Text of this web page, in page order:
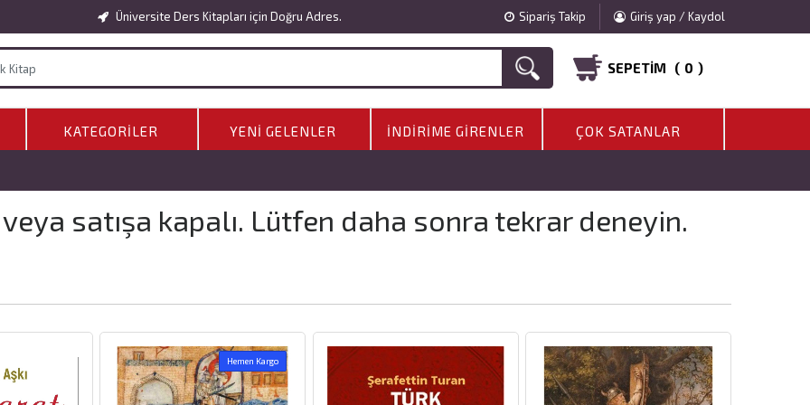
Üniversite Ders Kitapları için Doğru Adres. Sipariş Takip Giriş yap / Kaydol
SEPETIM ( 0 )
KATEGORILER YENI GELENLER İNDIRIME GIRENLER ÇOK SATANLAR
satışa kapalı. Lütfen daha sonra tekrar deneyin.
Hemen Kargo